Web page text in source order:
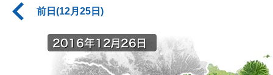
前日(12月25日)